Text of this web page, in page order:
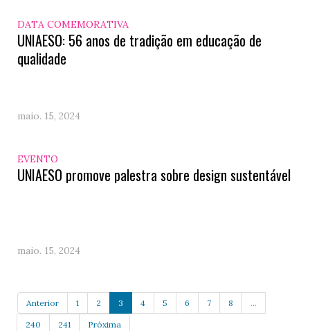
DATA COMEMORATIVA
UNIAESO: 56 anos de tradição em educação de
qualidade
maio. 15, 2024
EVENTO
UNIAESO promove palestra sobre design sustentável
maio. 15, 2024
Anterior 1 2 3 4 5 6 7 8 ...
240 241 Próxima